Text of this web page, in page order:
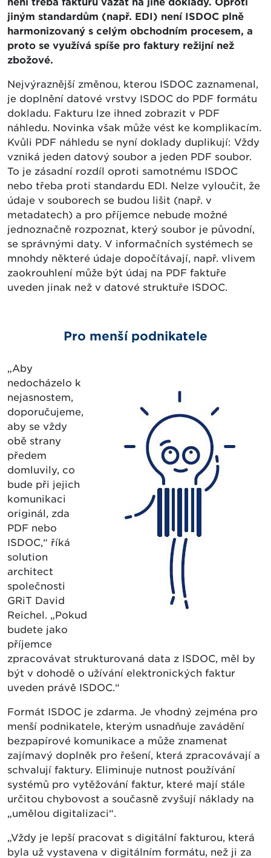
jiným standardům (např. EDI) není ISDOC plně
harmonizovaný s celým obchodním procesem, a
proto se využívá spíše pro faktury režijní než
zbožové.
Nejvýraznější změnou, kterou ISDOC zaznamenal,
je doplnění datové vrstvy ISDOC do PDF formátu
dokladu. Fakturu lze ihned zobrazit v PDF
náhledu. Novinka však může vést ke komplikacím.
Kvůli PDF náhledu se nyní doklady duplikují: Vždy
vzniká jeden datový soubor a jeden PDF soubor.
To je zásadní rozdíl oproti samotnému ISDOC
nebo třeba proti standardu EDI. Nelze vyloučit, že
údaje v souborech se budou lišit (např. v
metadatech) a pro příjemce nebude možné
jednoznačně rozpoznat, který soubor je původní,
se správnými daty. V informačních systémech se
mnohdy některé údaje dopočítávají, např. vlivem
zaokrouhlení může být údaj na PDF faktuře
uveden jinak než v datové struktuře ISDOC.
Pro menší podnikatele
„Aby
nedocházelo k
nejasnostem,
doporučujeme,
aby se vždy
obě strany
předem
domluvily, co
bude při jejich
komunikaci
originál, zda
PDF nebo
ISDOC,“ říká
solution
architect
společnosti
GRiT David
Reichel. „Pokud
budete jako
příjemce
zpracovávat strukturovaná data z ISDOC, měl by
být v dohodě o užívání elektronických faktur
uveden právě ISDOC.“
Formát ISDOC je zdarma. Je vhodný zejména pro
menší podnikatele, kterým usnadňuje zavádění
bezpapírové komunikace a může znamenat
zajímavý doplněk pro řešení, která zpracovávají a
schvalují faktury. Eliminuje nutnost používání
systémů pro vytěžování faktur, které mají stále
určitou chybovost a současně zvyšují náklady na
„umělou digitalizaci“.
„Vždy je lepší pracovat s digitální fakturou, která
byla už vystavena v digitálním formátu, než ji za